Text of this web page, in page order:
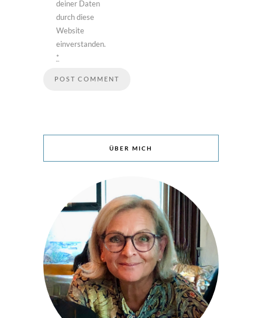
deiner Daten
durch diese
Website
einverstanden.
*
ÜBER MICH